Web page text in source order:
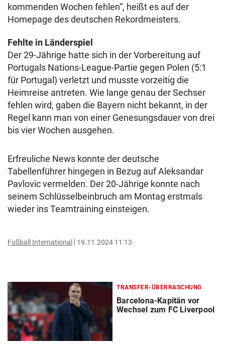
kommenden Wochen fehlen“, heißt es auf der
Homepage des deutschen Rekordmeisters.
Fehlte in Länderspiel
Der 29-Jährige hatte sich in der Vorbereitung auf
Portugals Nations-League-Partie gegen Polen (5:1
für Portugal) verletzt und musste vorzeitig die
Heimreise antreten. Wie lange genau der Sechser
fehlen wird, gaben die Bayern nicht bekannt, in der
Regel kann man von einer Genesungsdauer von drei
bis vier Wochen ausgehen.
Erfreuliche News konnte der deutsche
Tabellenführer hingegen in Bezug auf Aleksandar
Pavlovic vermelden. Der 20-Jährige konnte nach
seinem Schlüsselbeinbruch am Montag erstmals
wieder ins Teamtraining einsteigen.
Fußball International 19.11.2024 11:13
TRANSFER-ÜBERRASCHUNG
Barcelona-Kapitän vor
Wechsel zum FC Liverpool